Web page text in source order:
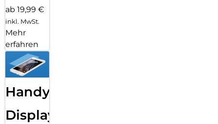
ab 19,99 €
inkl. MwSt.
Mehr
erfahren
Handy
Displayfolie